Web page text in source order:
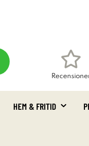
HEM & FRITID